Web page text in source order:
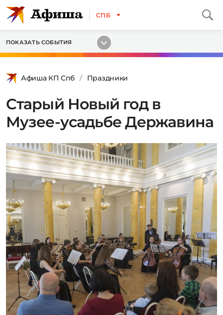
СПБ
ПОКАЗАТЬ СОБЫТИЯ
Афиша КП Спб Праздники
Старый Новый год в
Музее-усадьбе Державина